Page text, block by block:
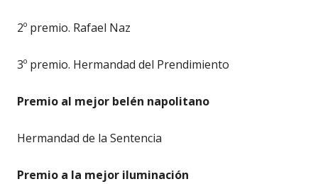
2º premio. Rafael Naz
3º premio. Hermandad del Prendimiento
Premio al mejor belén napolitano
Hermandad de la Sentencia
Premio a la mejor iluminación